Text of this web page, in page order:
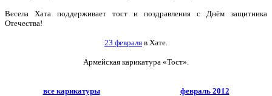
Весела Хата поддерживает тост и поздравления с Днём защитника
Отечества!
23 февраля в Хате.
Армейская карикатура «Тост».
все карикатуры февраль 2012